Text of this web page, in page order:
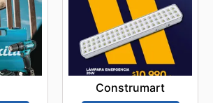
Construmart